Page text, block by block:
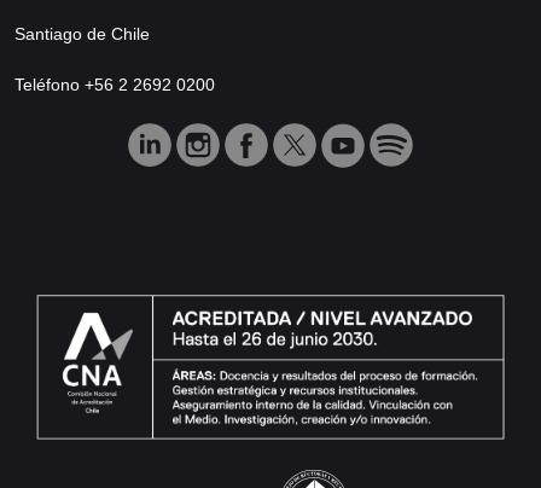
Santiago de Chile
Teléfono +56 2 2692 0200